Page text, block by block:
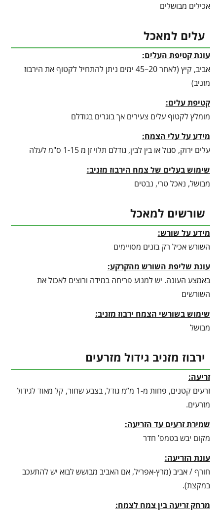
אכילים מבושלים
עלים למאכל
עונת קטיפת העלים:
אביב, קיץ (לאחר 20–45 ימים ניתן להתחיל לקטוף את הירבוז
מזניב)
קטיפת עלים:
מומלץ לקטוף עלים צעירים אך בוגרים בגודלם
מידע על עלי הצמח:
עלים ירוק, סגול או בין לבין, גודלם תלוי זן מ 1-15 ס"מ לעלה
שימוש בעלים של צמח הירבוז מזניב:
מבושל, נאכל טרי, נבטים
שורשים למאכל
מידע על שורש:
השורש אכיל רק בזנים מסויימים
עונת שליפת השורש מהקרקע:
באמצע העונה. יש למנוע פריחה במידה ורוצים לאכול את
השורשים
שימוש בשורשי הצמח ירבוז מזניב:
מבושל
ירבוז מזניב גידול מזרעים
זריעה:
זרעים קטנים, פחות מ-1 מ”מ גודל, בצבע שחור, קל מאוד לגידול
מזרעים.
שמירת זרעים עד הזריעה:
מקום יבש בטמפ’ חדר
עונת הזריעה:
חורף / אביב (מרץ-אפריל, אם האביב מבושש לבוא יש להתעכב
במקצת).
מרחק זריעה בין צמח לצמח: